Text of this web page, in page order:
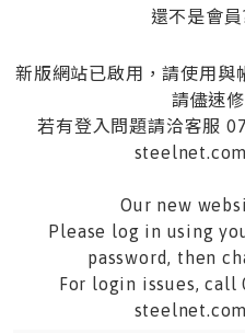
還不是會員
新版網站已啟用，請使用與
請儘速
若有登入問題請洽客服
Our new
Please log in using
password, then
For login issues,